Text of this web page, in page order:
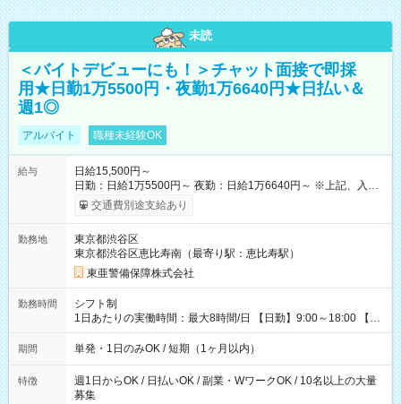
未読
＜バイトデビューにも！＞チャット面接で即採
用★日勤1万5500円・夜勤1万6640円★日払い＆
週1◎
アルバイト 職種未経験OK
給与
日給15,500円～
日勤：日給1万5500円～ 夜勤：日給1万6640円～ ※上記、入社
祝手当4000円含む(25勤務まで) ┗新任研修の終了から100日以内
┗規定あり ／ 経験や年齢を問わず、 頑張った方全員に支給され
日給は全額支給！ ■月22日以上勤務すると… 日給1000円UP！ ■
日払い・週払い・前払いOK！ 給与即時払いサービス『クリア
(CRIA)』で 最短当日にコンビニATMから 現金で給与を受け取れ
ます♪ ※稼働分・規定あり ■法定研修(7h×3日間)中も 手当をしっ
かり【3万円】支給！ ┗研修手当の一部(9，000円)は手渡しで支
給 ┗昼食代も別途支給(500円×3日間） ┗研修期間中も交通費全
交通費別途支給あり
勤務地
東京都渋谷区
東京都渋谷区恵比寿南（最寄り駅：恵比寿駅）
東亜警備保障株式会社
勤務時間
シフト制
1日あたりの実働時間：最大8時間/日 【日勤】9:00～18:00 【夜
勤】20:00～翌5:00 ・【日勤のみ】【夜勤のみ】もOK♪ ・自分
の都合に合わせて稼げます◎ ・シフトの申告は電話・メールで
ライベートの予定に 合わせて好きな時など、自由に働けます
期間 単発・1日のみOK / 短期（1ヶ月以内）
特徴
週1日からOK / 日払いOK / 副業・WワークOK / 10名以上の大量
募集